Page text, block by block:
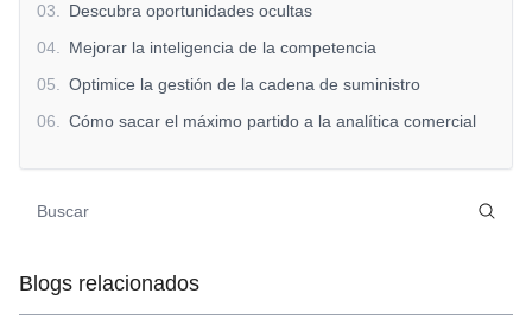
03
Descubra oportunidades ocultas
04
Mejorar la inteligencia de la competencia
05
Optimice la gestión de la cadena de suministro
06
Cómo sacar el máximo partido a la analítica comercial
Blogs relacionados